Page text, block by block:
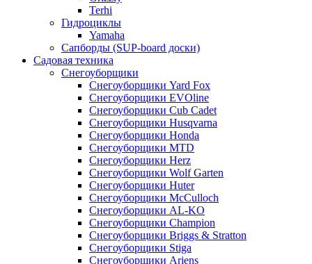
Terhi
Гидроциклы
Yamaha
Сапборды (SUP-board доски)
Садовая техника
Снегоуборщики
Снегоуборщики Yard Fox
Снегоуборщики EVOline
Снегоуборщики Cub Cadet
Снегоуборщики Husqvarna
Снегоуборщики Honda
Снегоуборщики MTD
Снегоуборщики Herz
Снегоуборщики Wolf Garten
Снегоуборщики Huter
Снегоуборщики McCulloch
Снегоуборщики AL-KO
Снегоуборщики Champion
Снегоуборщики Briggs & Stratton
Снегоуборщики Stiga
Снегоуборщики Ariens